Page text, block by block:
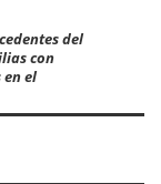
del
con
el